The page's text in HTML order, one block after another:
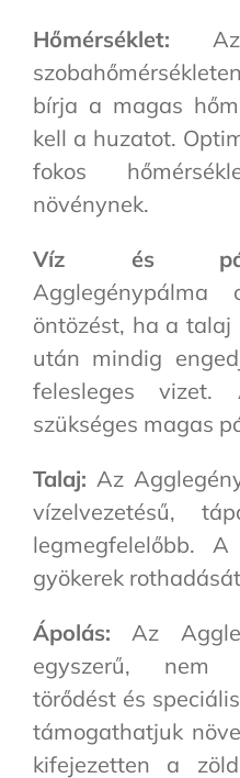
Hőmérséklet: Az
bírja a magas
kell a huzatot.
fokos
növénynek.
Víz és
öntözést, ha a talaj
után mindig
felesleges vizet.
szükséges magas
Talaj: Az
vízelvezetésű,
legmegfelelőbb.
gyökerek
Ápolás: Az
egyszerű, nem
törődést és
támogathatjuk
kifejezetten a